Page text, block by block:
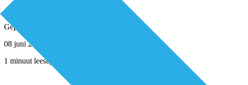
Geplaatst door
08 juni 2022
1 minuut leestijd